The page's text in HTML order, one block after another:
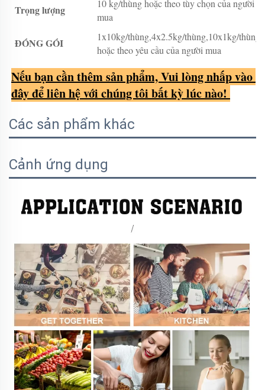
Trọng lượng
10 kg/thùng hoặc theo tùy chọn của người
mua
ĐÓNG GÓI
1x10kg/thùng,4x2.5kg/thùng,10x1kg/thùng
hoặc theo yêu cầu của người mua
Nếu bạn cần thêm sản phẩm, Vui lòng nhấp vào
đây để liên hệ với chúng tôi bất kỳ lúc nào!
Các sản phẩm khác
Cảnh ứng dụng